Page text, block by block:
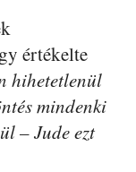
értékelte
hihetetlenül
mindenki
– Jude ezt